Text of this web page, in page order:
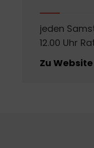
jeden
12.00 Uhr
Zu Website